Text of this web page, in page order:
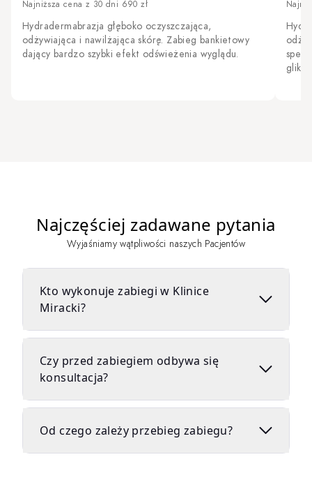
Najniższa cena z 30 dni 690 zł
Hydradermabrazja głęboko oczyszczająca,
odżywiająca i nawilżająca skórę. Zabieg bankietowy
dający bardzo szybki efekt odświeżenia wyglądu.
Najczęściej zadawane pytania
Wyjaśniamy wątpliwości naszych Pacjentów
Kto wykonuje zabiegi w Klinice
Miracki?
Czy przed zabiegiem odbywa się
konsultacja?
Od czego zależy przebieg zabiegu?